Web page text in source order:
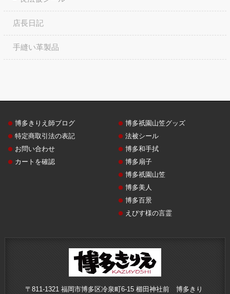
店長日記
手縫い革製品
博多きりえ師ブログ
特定商取引法の表記
お問い合わせ
カートを確認
博多祇園山笠グッズ
法被シール
博多和手拭
博多扇子
博多祇園山笠
博多美人
博多百景
えびす様の言霊
〒811-1321 福岡市博多区冷泉町6-15 櫛田神社前 博多きり